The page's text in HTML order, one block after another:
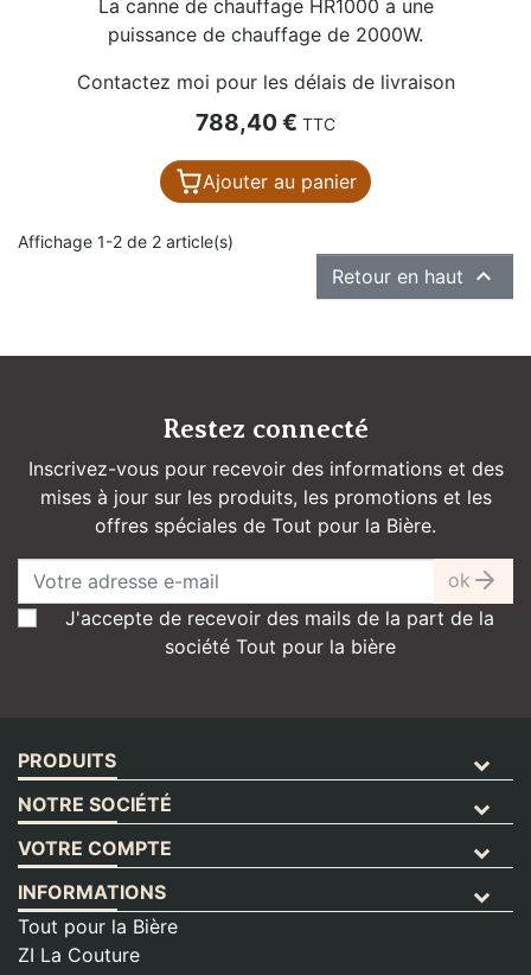
La canne de chauffage HR1000 a une
puissance de chauffage de 2000W.
Contactez moi pour les délais de livraison
Prix
788,40 € TTC
Ajouter au panier
Affichage 1-2 de 2 article(s)
Retour en haut 
Restez connecté
Inscrivez-vous pour recevoir des informations et des
mises à jour sur les produits, les promotions et les
offres spéciales de Tout pour la Bière.
ok
J'accepte de recevoir des mails de la part de la
société Tout pour la bière
PRODUITS
NOTRE SOCIÉTÉ
VOTRE COMPTE
INFORMATIONS
Tout pour la Bière
ZI La Couture